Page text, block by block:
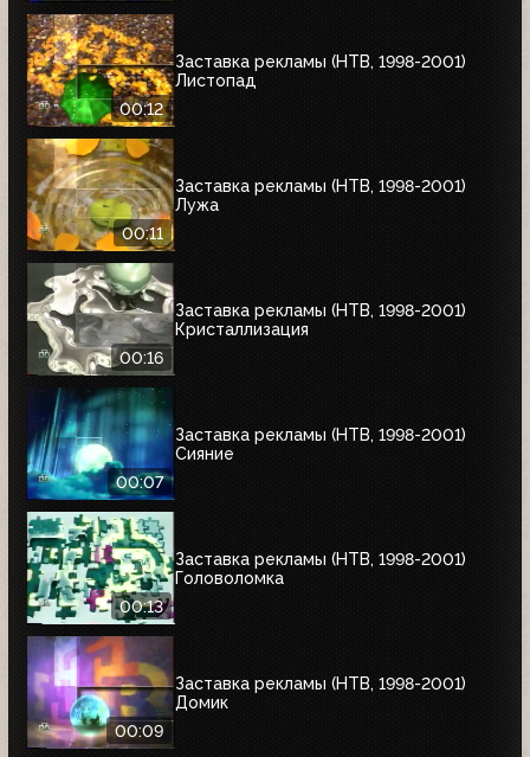
00:12
Заставка рекламы (НТВ, 1998-2001)
Листопад
00:11
Заставка рекламы (НТВ, 1998-2001)
Лужа
00:16
Заставка рекламы (НТВ, 1998-2001)
Кристаллизация
00:07
Заставка рекламы (НТВ, 1998-2001)
Сияние
00:13
Заставка рекламы (НТВ, 1998-2001)
Головоломка
00:09
Заставка рекламы (НТВ, 1998-2001)
Домик